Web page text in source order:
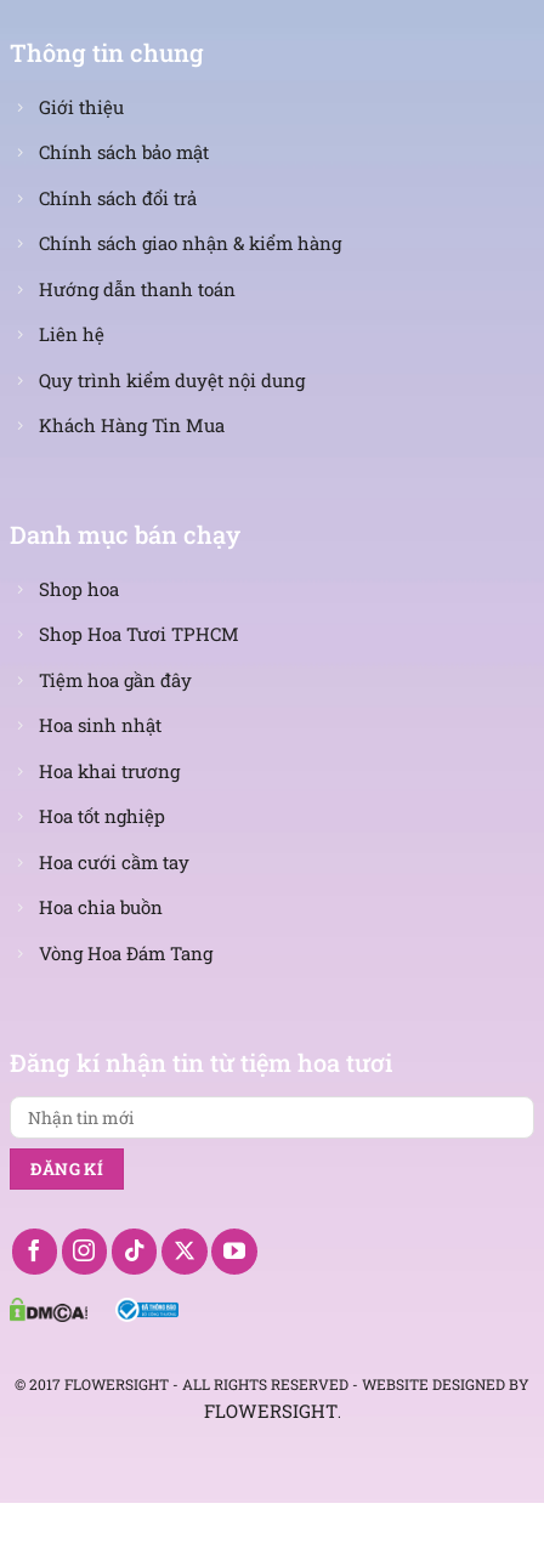
Thông tin chung
Giới thiệu
Chính sách bảo mật
Chính sách đổi trả
Chính sách giao nhận & kiểm hàng
Hướng dẫn thanh toán
Liên hệ
Quy trình kiểm duyệt nội dung
Khách Hàng Tin Mua
Danh mục bán chạy
Shop hoa
Shop Hoa Tươi TPHCM
Tiệm hoa gần đây
Hoa sinh nhật
Hoa khai trương
Hoa tốt nghiệp
Hoa cưới cầm tay
Hoa chia buồn
Vòng Hoa Đám Tang
Đăng kí nhận tin từ tiệm hoa tươi
tin
mới
© 2017 FLOWERSIGHT - ALL RIGHTS RESERVED - WEBSITE DESIGNED BY
FLOWERSIGHT.